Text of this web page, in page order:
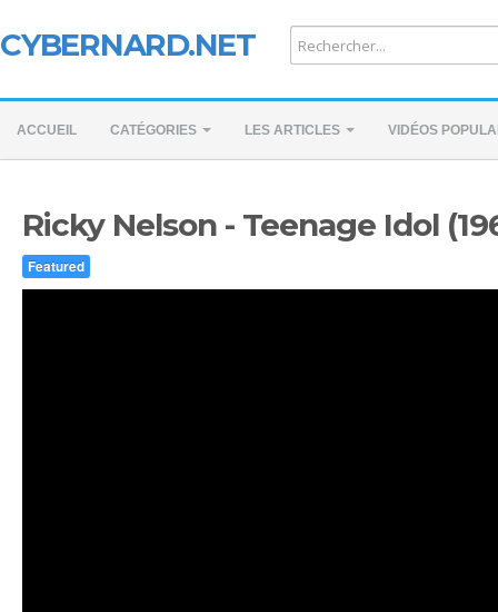
CYBERNARD.NET
ACCUEIL CATÉGORIES LES ARTICLES VIDÉOS
Ricky Nelson - Teenage Idol
Featured